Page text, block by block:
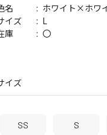
イズ L
庫 〇
名 ホワイト×ホワ
イズ
SS S